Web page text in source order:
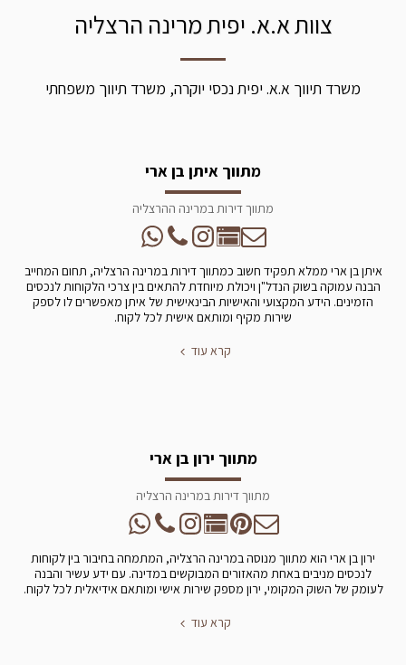
צוות א.א. יפית מרינה הרצליה
משרד תיווך א.א. יפית נכסי יוקרה, משרד תיווך משפחתי
מתווך איתן בן ארי
מתווך דירות במרינה ההרצליה
איתן בן ארי ממלא תפקיד חשוב כמתווך דירות במרינה הרצליה, תחום המחייב
הבנה עמוקה בשוק הנדל"ן ויכולת מיוחדת להתאים בין צרכי הלקוחות לנכסים
הזמינים. הידע המקצועי והאישיות הבינאישית של איתן מאפשרים לו לספק
שירות מקיף ומותאם אישית לכל לקוח.
קרא עוד
מתווך ירון בן ארי
מתווך דירות במרינה הרצליה
ירון בן ארי הוא מתווך מנוסה במרינה הרצליה, המתמחה בחיבור בין לקוחות
לנכסים מניבים באחת מהאזורים המבוקשים במדינה. עם ידע עשיר והבנה
לעומק של השוק המקומי, ירון מספק שירות אישי ומותאם אידיאלית לכל לקוח.
קרא עוד